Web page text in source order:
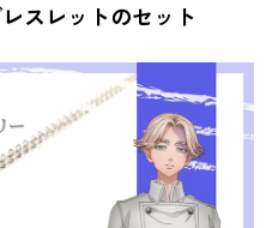
スレットのセット